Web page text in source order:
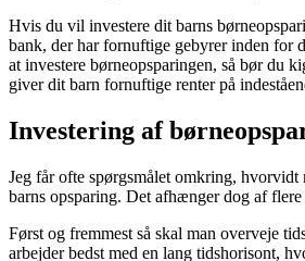
Hvis du vil investere dit barns
bank, der har fornuftige gebyrer inden for
at investere børneopsparingen, så bør du
giver dit barn fornuftige renter på
Investering af
Jeg får ofte spørgsmålet omkring, hvorvidt
barns opsparing. Det afhænger dog af
Først og fremmest så skal man overveje
arbejder bedst med en lang tidshorisont,